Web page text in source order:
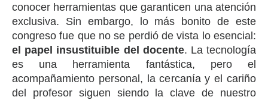
conocer herramientas que garanticen una atención
exclusiva. Sin embargo, lo más bonito de este
congreso fue que no se perdió de vista lo esencial:
el papel insustituible del docente. La tecnología
es una herramienta fantástica, pero el
acompañamiento personal, la cercanía y el cariño
del profesor siguen siendo la clave de nuestro